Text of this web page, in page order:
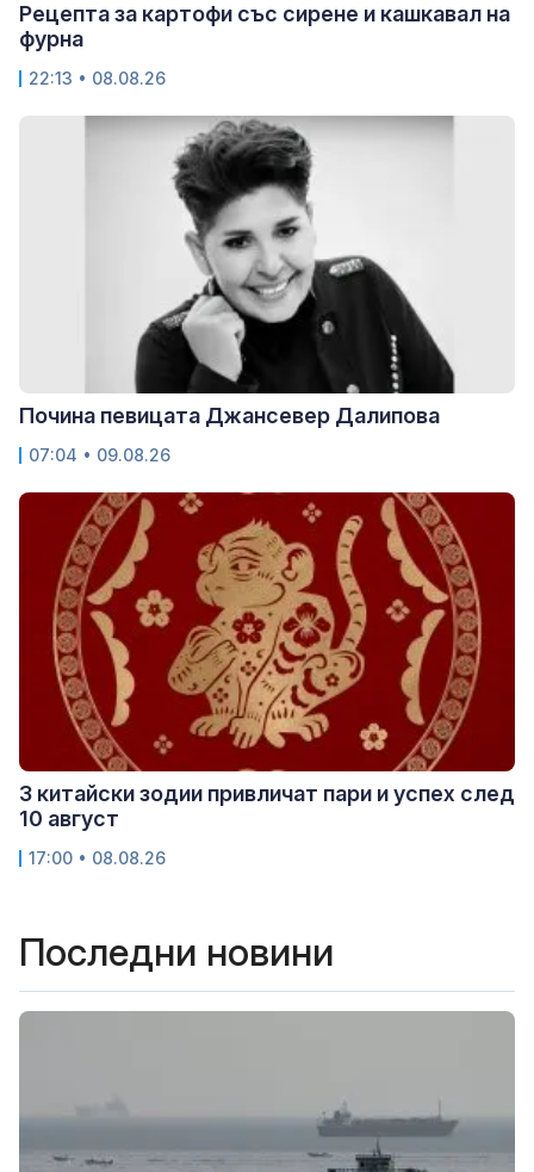
Рецепта за картофи със сирене и кашкавал на
фурна
22:13 • 08.08.26
Почина певицата Джансевер Далипова
07:04 • 09.08.26
3 китайски зодии привличат пари и успех след
10 август
17:00 • 08.08.26
Последни новини